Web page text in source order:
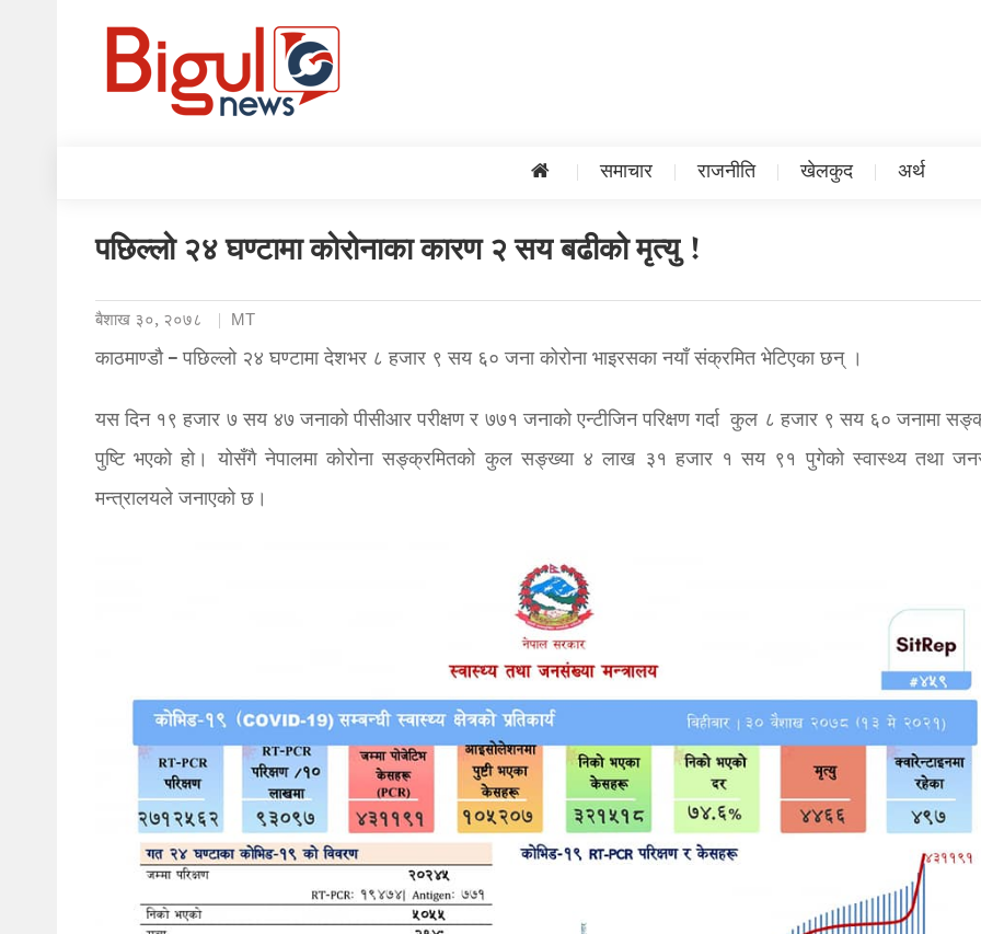
समाचार राजनीति खेलकुद अर्थ
पछिल्लो २४ घण्टामा कोरोनाका कारण २ सय बढीको मृत्यु !
बैशाख ३०, २०७८ MT
काठमाण्डाै – पछिल्लो २४ घण्टामा देशभर ८ हजार ९ सय ६० जना कोरोना भाइरसका नयाँ संक्रमित भेटिएका छन् ।
यस दिन १९ हजार ७ सय ४७ जनाको पीसीआर परीक्षण र ७७१ जनाको एन्टीजिन परिक्षण गर्दा कुल ८ हजार ९ सय ६० जनामा
पुष्टि भएको हो। योसँगै नेपालमा कोरोना सङ्क्रमितको कुल सङ्ख्या ४ लाख ३१ हजार १ सय ९१ पुगेको स्वास्थ्य तथा
मन्त्रालयले जनाएको छ।